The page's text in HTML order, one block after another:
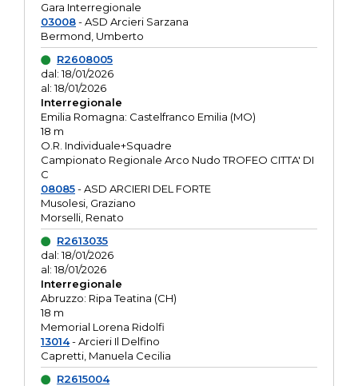
Gara Interregionale
03008- ASD Arcieri Sarzana
Bermond, Umberto
R2608005
dal: 18/01/2026
al: 18/01/2026
Interregionale
Emilia Romagna: Castelfranco Emilia (MO)
18 m
O.R. Individuale+Squadre
Campionato Regionale Arco Nudo TROFEO CITTA' DI
C
08085- ASD ARCIERI DEL FORTE
Musolesi, Graziano
Morselli, Renato
R2613035
dal: 18/01/2026
al: 18/01/2026
Interregionale
Abruzzo: Ripa Teatina (CH)
18 m
Memorial Lorena Ridolfi
13014- Arcieri Il Delfino
Capretti, Manuela Cecilia
R2615004